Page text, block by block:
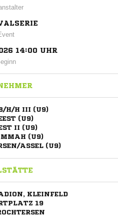
14:00 UHR
H/H III (U9)
(U9)
II (U9)
(U9)
ASSEL (U9)
KLEINFELD
19